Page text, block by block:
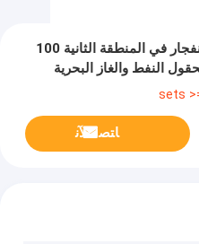
مولد الديزل الصامت المقاوم للانفجار في المنطقة الثانية 100
ﺎﺘﺼﻟ ﺍﻶﻧ